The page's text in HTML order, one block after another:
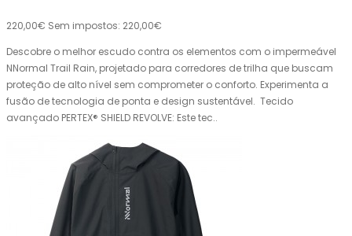
220,00€ Sem impostos: 220,00€
Descobre o melhor escudo contra os elementos com o impermeável
NNormal Trail Rain, projetado para corredores de trilha que buscam
proteção de alto nível sem comprometer o conforto. Experimenta a
fusão de tecnologia de ponta e design sustentável. Tecido
avançado PERTEX® SHIELD REVOLVE: Este tec..